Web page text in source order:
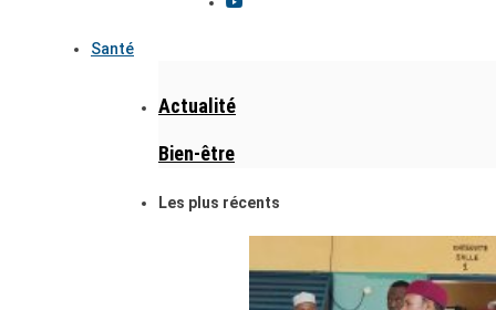
Santé
Actualité
Bien-être
Les plus récents